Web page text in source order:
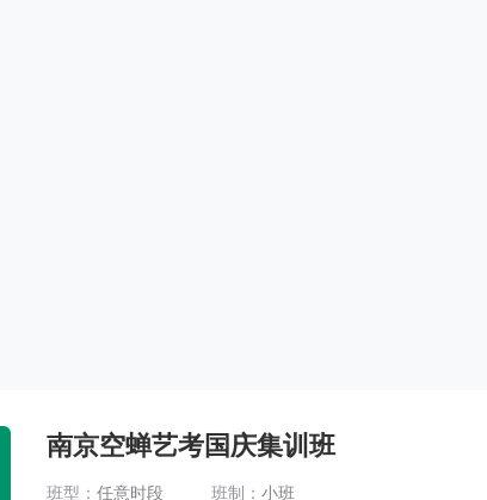
南京空蝉艺考国庆集训班
班型： 任意时段 班制： 小班